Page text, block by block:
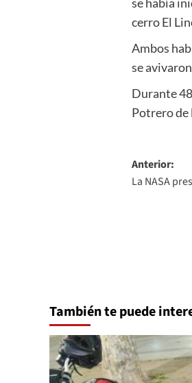
cerro El
Ambos
se
Durante
Potrero de
de
Anterior:
La NASA
También te puede